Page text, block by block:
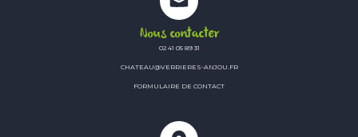
Nous contacter
02 41 05 89 31
CHATEAU@VERRIERES-ANJOU.FR
FORMULAIRE DE CONTACT